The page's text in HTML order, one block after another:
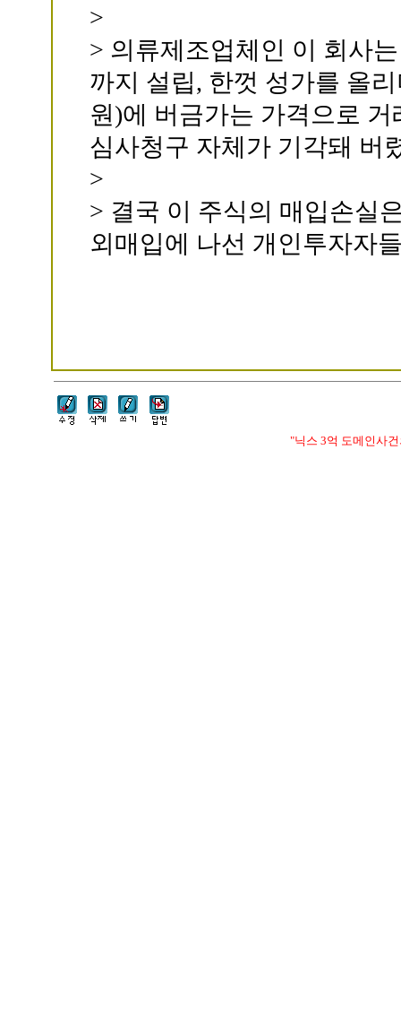
>
> 의류제조업체인 이 회사
까지 설립, 한껏 성가를 올
원)에 버금가는 가격으로
심사청구 자체가 기각돼 버
>
> 결국 이 주식의 매입손실
외매입에 나선 개인투자자
"닉스 3억 도메인사